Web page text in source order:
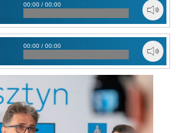
00:00 / 00:00
00:00 / 00:00